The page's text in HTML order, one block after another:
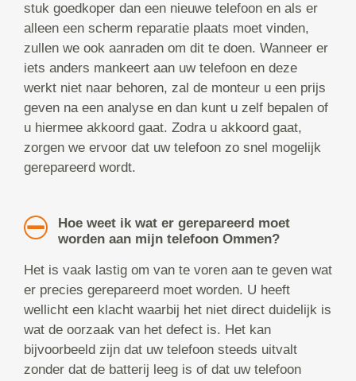
stuk goedkoper dan een nieuwe telefoon en als er
alleen een scherm reparatie plaats moet vinden,
zullen we ook aanraden om dit te doen. Wanneer er
iets anders mankeert aan uw telefoon en deze
werkt niet naar behoren, zal de monteur u een prijs
geven na een analyse en dan kunt u zelf bepalen of
u hiermee akkoord gaat. Zodra u akkoord gaat,
zorgen we ervoor dat uw telefoon zo snel mogelijk
gerepareerd wordt.
Hoe weet ik wat er gerepareerd moet
worden aan mijn telefoon Ommen?
Het is vaak lastig om van te voren aan te geven wat
er precies gerepareerd moet worden. U heeft
wellicht een klacht waarbij het niet direct duidelijk is
wat de oorzaak van het defect is. Het kan
bijvoorbeeld zijn dat uw telefoon steeds uitvalt
zonder dat de batterij leeg is of dat uw telefoon